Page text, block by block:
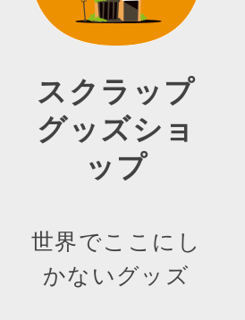
スクラップ
グッズショ
ップ
世界でここにし
かないグッズ